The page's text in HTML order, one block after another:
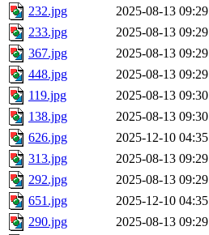
232.jpg
2025-08-13 09:29
233.jpg
2025-08-13 09:29
367.jpg
2025-08-13 09:29
448.jpg
2025-08-13 09:29
119.jpg
2025-08-13 09:30
138.jpg
2025-08-13 09:30
626.jpg
2025-12-10 04:35
313.jpg
2025-08-13 09:29
292.jpg
2025-08-13 09:29
651.jpg
2025-12-10 04:35
290.jpg
2025-08-13 09:29